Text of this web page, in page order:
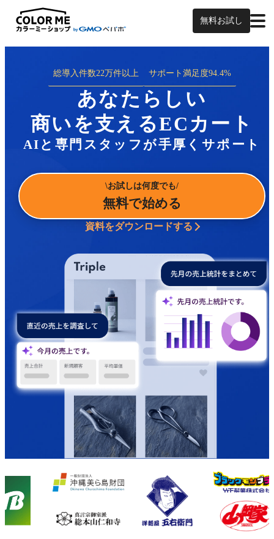
無料お試し
総導入件数22万件以上 サポート満足度94.4%
あなたらしい
商いを支えるECカート
AIと専門スタッフが手厚くサポート
お試しは何度でも
無料で始める
資料をダウンロードする